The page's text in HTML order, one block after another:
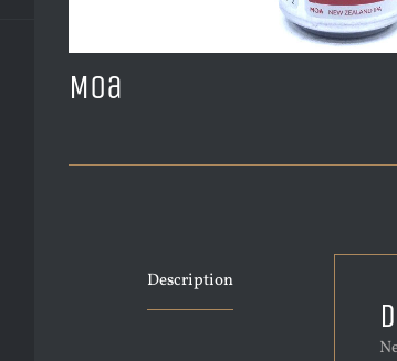
Moa
Description